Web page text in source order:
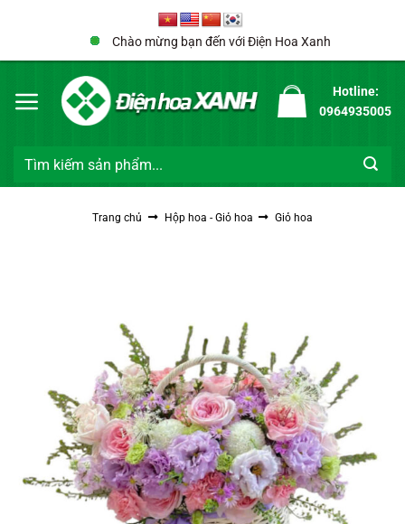
Chào mừng bạn đến với Điện Hoa Xanh
Hotline:
0964935005
Tìm
Trang chủ Hộp hoa - Giỏ hoa Giỏ hoa